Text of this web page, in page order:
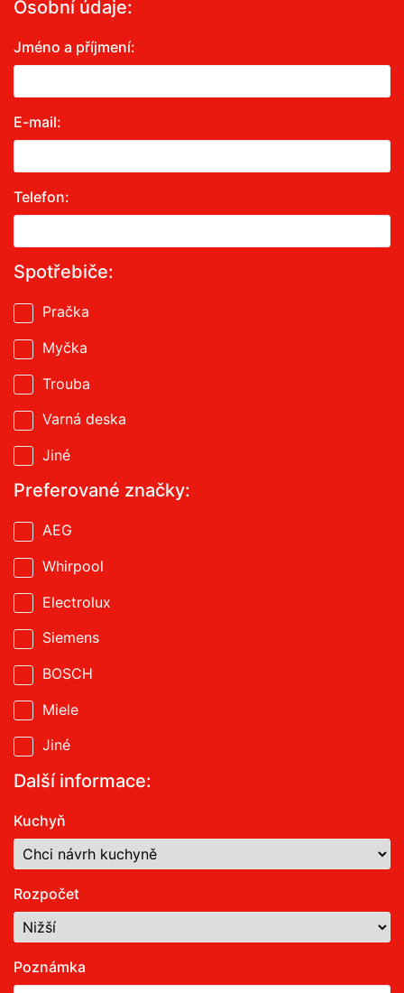
Osobní údaje:
Jméno a příjmení:
E-mail:
Telefon:
Spotřebiče:
Pračka
Myčka
Trouba
Varná deska
Jiné
Preferované značky:
AEG
Whirpool
Electrolux
Siemens
BOSCH
Miele
Jiné
Další informace:
Kuchyň
Rozpočet
Poznámka